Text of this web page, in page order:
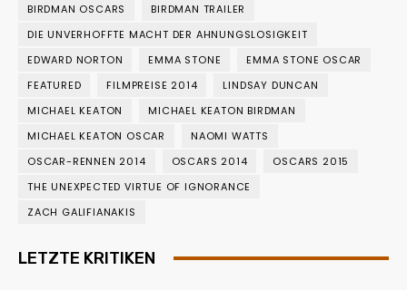
BIRDMAN OSCARS
BIRDMAN TRAILER
DIE UNVERHOFFTE MACHT DER AHNUNGSLOSIGKEIT
EDWARD NORTON
EMMA STONE
EMMA STONE OSCAR
FEATURED
FILMPREISE 2014
LINDSAY DUNCAN
MICHAEL KEATON
MICHAEL KEATON BIRDMAN
MICHAEL KEATON OSCAR
NAOMI WATTS
OSCAR-RENNEN 2014
OSCARS 2014
OSCARS 2015
THE UNEXPECTED VIRTUE OF IGNORANCE
ZACH GALIFIANAKIS
LETZTE KRITIKEN